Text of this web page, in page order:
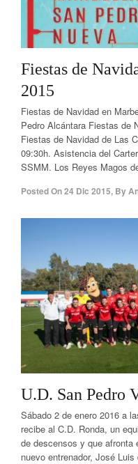
Fiestas de
2015
Fiestas de Navidad en
Pedro Alcántara Fiestas de
Fiestas de Navidad de Las
09:30h. Asistencia del
SSMM. Los Reyes Magos
Posted On24 Dic 2015, By
U.D. San Pedro
Sábado 2 de enero 2016 a
recibe al C.D. Ronda, un
de descensos y que afronta
nuevo entrenador, José